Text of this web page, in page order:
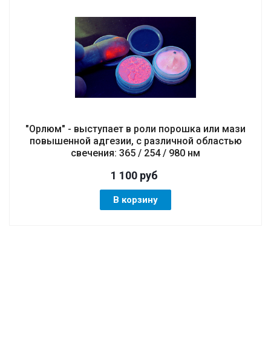
"Орлюм" - выступает в роли порошка или мази
повышенной адгезии, с различной областью
свечения: 365 / 254 / 980 нм
1 100руб
В корзину